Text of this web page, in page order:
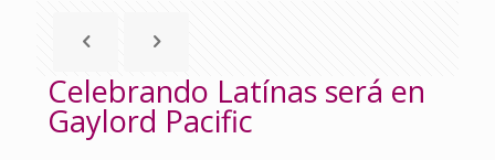
Celebrando Latínas será en
Gaylord Pacific